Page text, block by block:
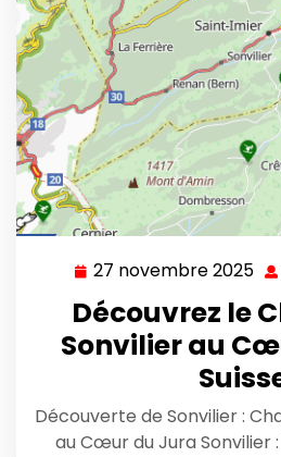
27 novembre 2025 27
Découvrez le
Sonvilier au
Découverte de Sonvilier :
au Cœur du Jura Sonvilier